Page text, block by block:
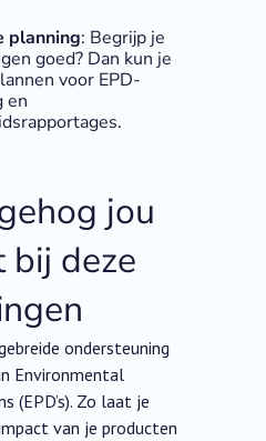
planning: Begrijp je
goed? Dan kun je
voor EPD-
en
jou
bij deze
ondersteuning
Environmental
(EPD’s). Zo laat je
van je producten